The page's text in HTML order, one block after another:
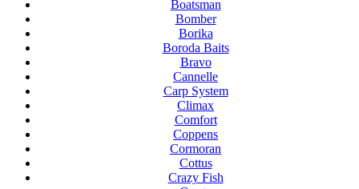
Boatsman
Bomber
Borika
Boroda Baits
Bravo
Cannelle
Carp System
Climax
Comfort
Coppens
Cormoran
Cottus
Crazy Fish